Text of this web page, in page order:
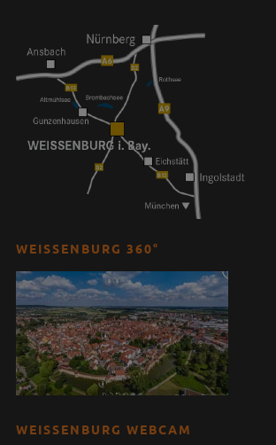
WEISSENBURG 360°
WEISSENBURG WEBCAM